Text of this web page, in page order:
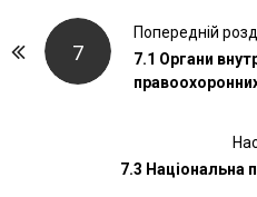
7
Попередній
7.1 Органи
7.3 Національна